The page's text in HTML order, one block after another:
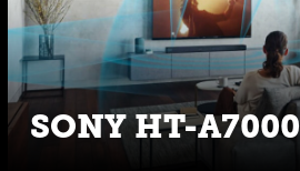
SONY HT-A7000